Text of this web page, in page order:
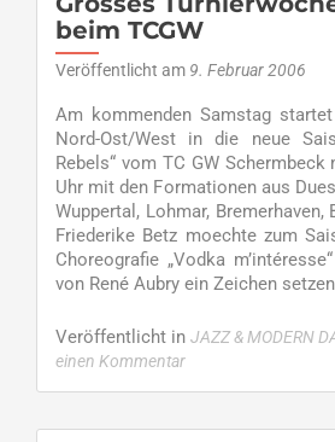
beim TCGW
Veröffentlicht am 9. Februar 2006
Am kommenden Samstag
Nord-Ost/West in die neue
Rebels“ vom TC GW
Uhr mit den Formationen aus
Wuppertal, Lohmar, Bremerhaven,
Friederike Betz moechte zum
Choreografie „Vodka
von René Aubry ein Zeichen
Veröffentlicht in JAZZ & MODERN
einen Kommentar